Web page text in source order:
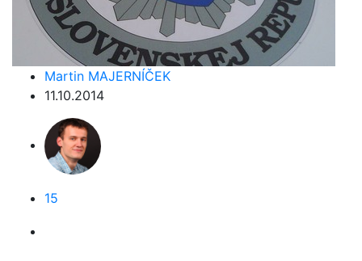
Martin MAJERNÍČEK
11.10.2014
15